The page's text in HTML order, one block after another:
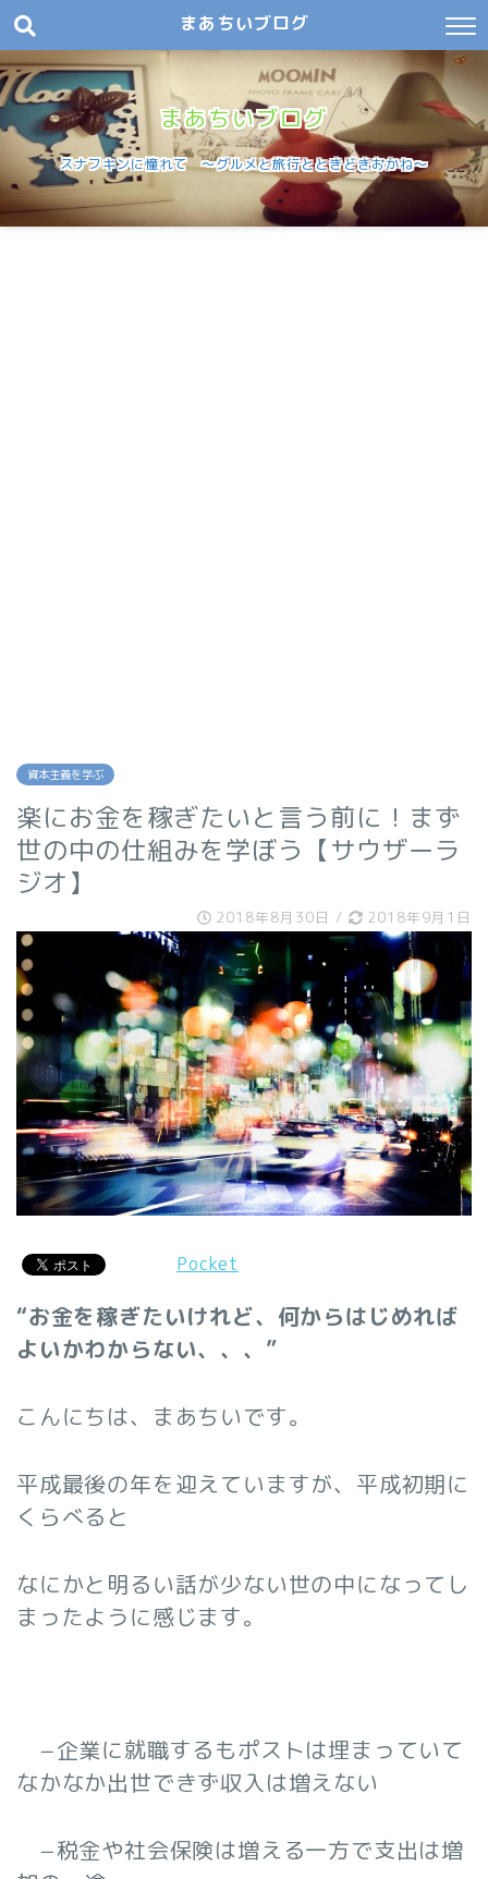
まあちいブログ
まあちいブログ
スナフキンに憧れて 〜グルメと旅行とときどきおかね〜
資本主義を学ぶ
楽にお金を稼ぎたいと言う前に！まず
世の中の仕組みを学ぼう【サウザーラ
ジオ】
2018年8月30日 / 2018年9月1日
Pocket
“お金を稼ぎたいけれど、何からはじめれば
よいかわからない、、、”
こんにちは、まあちいです。
平成最後の年を迎えていますが、平成初期に
くらべると
なにかと明るい話が少ない世の中になってし
まったように感じます。
−企業に就職するもポストは埋まっていて
なかなか出世できず収入は増えない
−税金や社会保険は増える一方で支出は増